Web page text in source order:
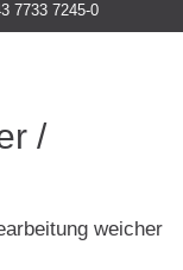
7733 7245-0
/
weicher